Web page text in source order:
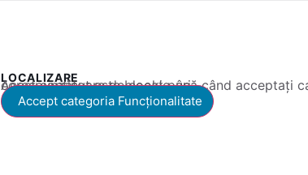
LOCALIZARE
Acest conținut este blocat până când acceptați categoria corespunzătoare de cookie-uri.
Accept categoria Funcționalitate